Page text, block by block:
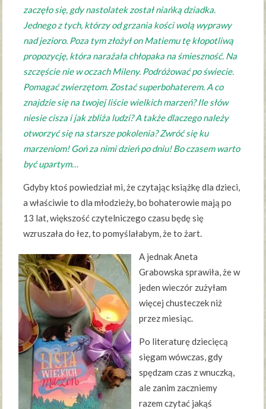
zaczęło się, gdy nastolatek został niańką dziadka.
Jednego z tych, którzy od grzania kości wolą wyprawy
nad jezioro. Poza tym złożył on Matiemu tę kłopotliwą
propozycję, która narażała chłopaka na śmieszność. Na
szczęście nie w oczach Mileny. Podróżować po świecie.
Pomagać zwierzętom. Zostać superbohaterem. A co
znajdzie się na twojej liście wielkich marzeń? Ile słów
niesie cisza i jak zbliża ludzi? A także dlaczego należy
otworzyć się na starsze pokolenia? Zwróć się ku
marzeniom! Goń za nimi dzień po dniu! Bo czasem warto
być upartym…
Gdyby ktoś powiedział mi, że czytając książkę dla dzieci,
a właściwie to dla młodzieży, bo bohaterowie mają po
13 lat, większość czytelniczego czasu będę się
wzruszała do łez, to pomyślałabym, że to żart.
A jednak Aneta
Grabowska sprawiła, że w
jeden wieczór zużyłam
więcej chusteczek niż
przez miesiąc.
Po literaturę dziecięcą
sięgam wówczas, gdy
spędzam czas z wnuczką,
ale zanim zaczniemy
razem czytać jakąś